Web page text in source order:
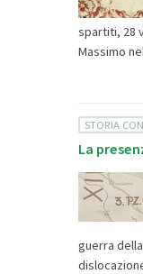
spartiti, 28
Massimo
STORIA
La
guerra